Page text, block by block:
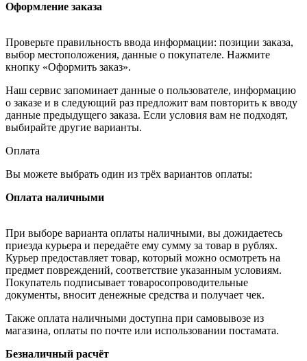
Оформление заказа
Проверьте правильность ввода информации: позиции заказа,
выбор местоположения, данные о покупателе. Нажмите
кнопку «Оформить заказ».
Наш сервис запоминает данные о пользователе, информацию
о заказе и в следующий раз предложит вам повторить к вводу
данные предыдущего заказа. Если условия вам не подходят,
выбирайте другие варианты.
Оплата
Вы можете выбрать один из трёх вариантов оплаты:
Оплата наличными
При выборе варианта оплаты наличными, вы дожидаетесь
приезда курьера и передаёте ему сумму за товар в рублях.
Курьер предоставляет товар, который можно осмотреть на
предмет повреждений, соответствие указанным условиям.
Покупатель подписывает товаросопроводительные
документы, вносит денежные средства и получает чек.
Также оплата наличными доступна при самовывозе из
магазина, оплаты по почте или использовании постамата.
Безналичный расчёт